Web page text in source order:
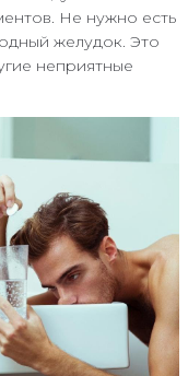
Не нужно есть
желудок. Это
неприятные